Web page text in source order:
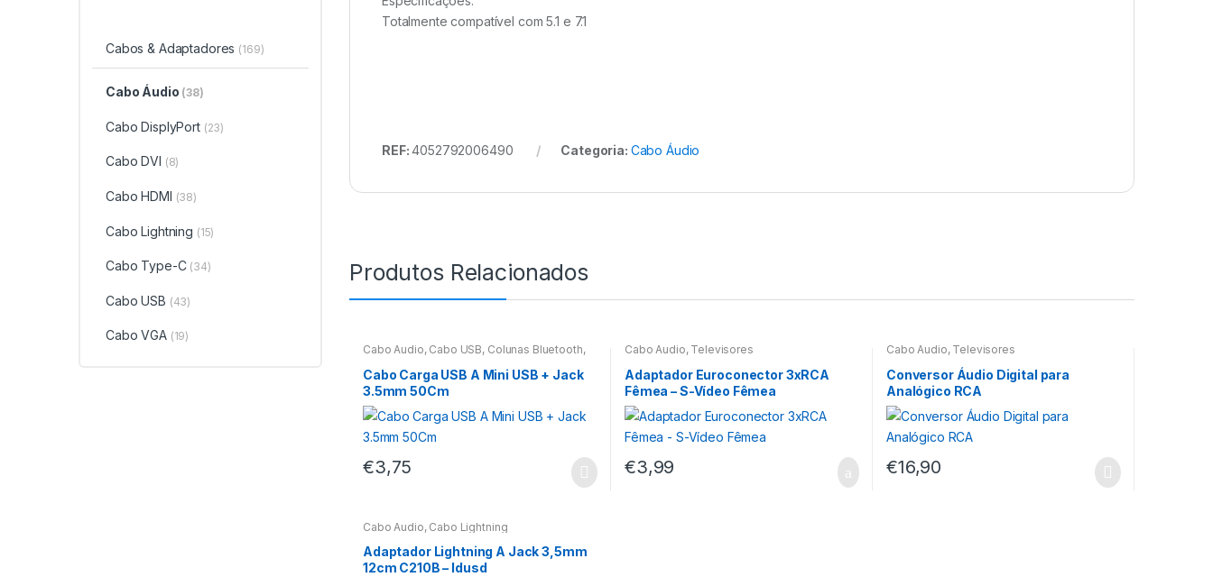
Totalmente compatível com 5.1 e 7.1
REF:4052792006490 Categoria: Cabo Áudio
Produtos Relacionados
Cabo Áudio, Cabo USB, Colunas Bluetooth,
Cabo Carga USB A Mini USB + Jack
3.5mm 50Cm
€3,75
Cabo Áudio, Televisores
Adaptador Euroconector 3xRCA
Fêmea – S-Vídeo Fêmea
€3,99
Cabo Áudio, Televisores
Conversor Áudio Digital para
Analógico RCA
€16,90
Cabo Áudio, Cabo Lightning
Adaptador Lightning A Jack 3,5mm
12cm C210B – Idusd
Cabos & Adaptadores (169)
Cabo Áudio (38)
Cabo DisplyPort (23)
Cabo DVI (8)
Cabo HDMI (38)
Cabo Lightning (15)
Cabo Type-C (34)
Cabo USB (43)
Cabo VGA (19)